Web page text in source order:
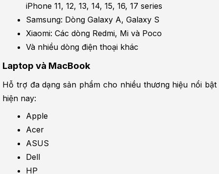
iPhone 11, 12, 13, 14, 15, 16, 17 series
Samsung: Dòng Galaxy A, Galaxy S
Xiaomi: Các dòng Redmi, Mi và Poco
Và nhiều dòng điện thoại khác
Laptop và MacBook
Hỗ trợ đa dạng sản phẩm cho nhiều thương hiệu nổi bật
hiện nay:
Apple
Acer
ASUS
Dell
HP